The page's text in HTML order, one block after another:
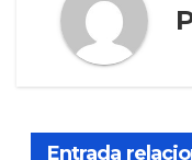
Entrada